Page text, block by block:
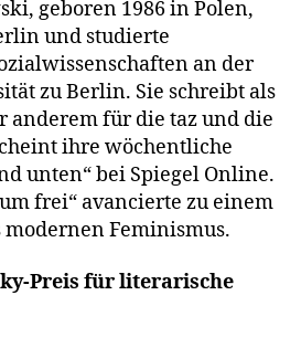
geboren 1986 in Polen,
und studierte
an der
zu Berlin. Sie schreibt als
für die taz und die
ihre wöchentliche
unten“ bei Spiegel Online.
frei“ avancierte zu einem
Feminismus.
Preis für literarische